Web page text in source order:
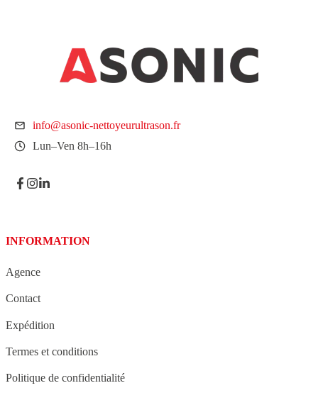
info@asonic-nettoyeurultrason.fr
Lun–Ven 8h–16h
INFORMATION
Agence
Contact
Expédition
Termes et conditions
Politique de confidentialité